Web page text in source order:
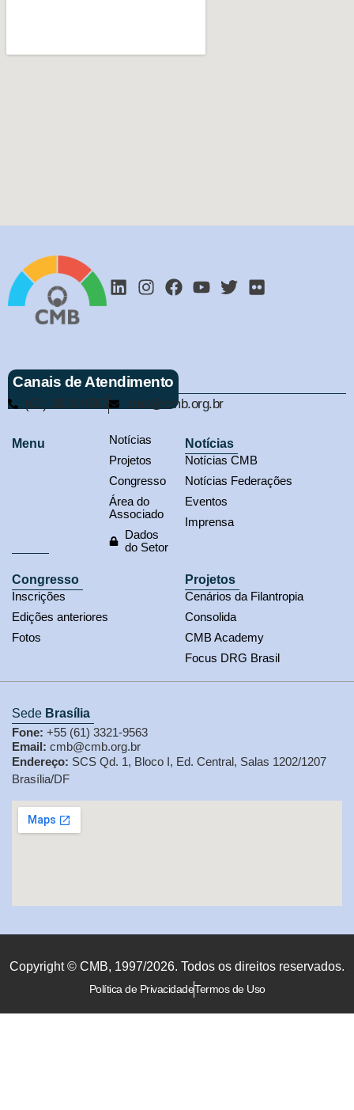
Canais de Atendimento
(61) 3321-9563 cmb@cmb.org.br
Menu
Notícias
Projetos
Congresso
Área do
Associado
Dados
do Setor
Notícias
Notícias CMB
Notícias Federações
Eventos
Imprensa
Congresso
Inscrições
Edições anteriores
Fotos
Projetos
Cenários da Filantropia
Consolida
CMB Academy
Focus DRG Brasil
Sede Brasília
Fone: +55 (61) 3321-9563
Email: cmb@cmb.org.br
Endereço: SCS Qd. 1, Bloco I, Ed. Central, Salas 1202/1207
Brasília/DF
Copyright © CMB, 1997/2026. Todos os direitos reservados.
Política de PrivacidadeTermos de Uso